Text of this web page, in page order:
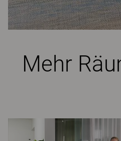
Mehr